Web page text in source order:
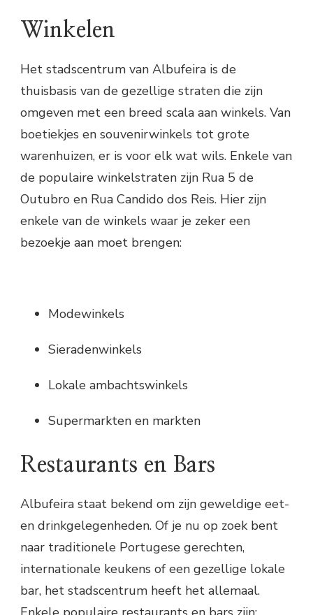
Winkelen
Het stadscentrum van Albufeira is de
thuisbasis van de gezellige straten die zijn
omgeven met een breed scala aan winkels. Van
boetiekjes en souvenirwinkels tot grote
warenhuizen, er is voor elk wat wils. Enkele van
de populaire winkelstraten zijn Rua 5 de
Outubro en Rua Candido dos Reis. Hier zijn
enkele van de winkels waar je zeker een
bezoekje aan moet brengen:
Modewinkels
Sieradenwinkels
Lokale ambachtswinkels
Supermarkten en markten
Restaurants en Bars
Albufeira staat bekend om zijn geweldige eet-
en drinkgelegenheden. Of je nu op zoek bent
naar traditionele Portugese gerechten,
internationale keukens of een gezellige lokale
bar, het stadscentrum heeft het allemaal.